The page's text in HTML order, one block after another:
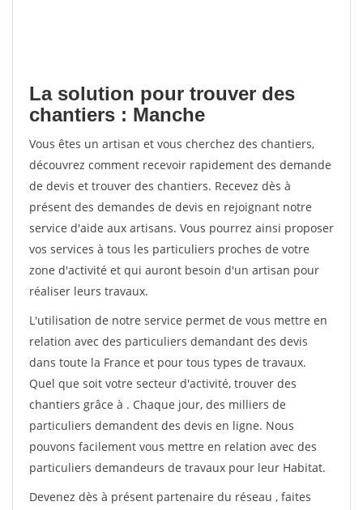
La solution pour trouver des
chantiers : Manche
Vous êtes un artisan et vous cherchez des chantiers,
découvrez comment recevoir rapidement des demande
de devis et trouver des chantiers. Recevez dès à
présent des demandes de devis en rejoignant notre
service d'aide aux artisans. Vous pourrez ainsi proposer
vos services à tous les particuliers proches de votre
zone d'activité et qui auront besoin d'un artisan pour
réaliser leurs travaux.
L'utilisation de notre service permet de vous mettre en
relation avec des particuliers demandant des devis
dans toute la France et pour tous types de travaux.
Quel que soit votre secteur d'activité, trouver des
chantiers grâce à . Chaque jour, des milliers de
particuliers demandent des devis en ligne. Nous
pouvons facilement vous mettre en relation avec des
particuliers demandeurs de travaux pour leur Habitat.
Devenez dès à présent partenaire du réseau , faites